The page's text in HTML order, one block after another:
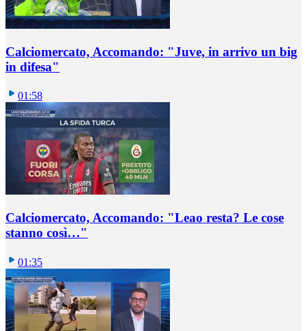
Calciomercato, Accomando: "Juve, in arrivo un big
in difesa"
01:58
Calciomercato, Accomando: "Leao resta? Le cose
stanno così…"
01:35